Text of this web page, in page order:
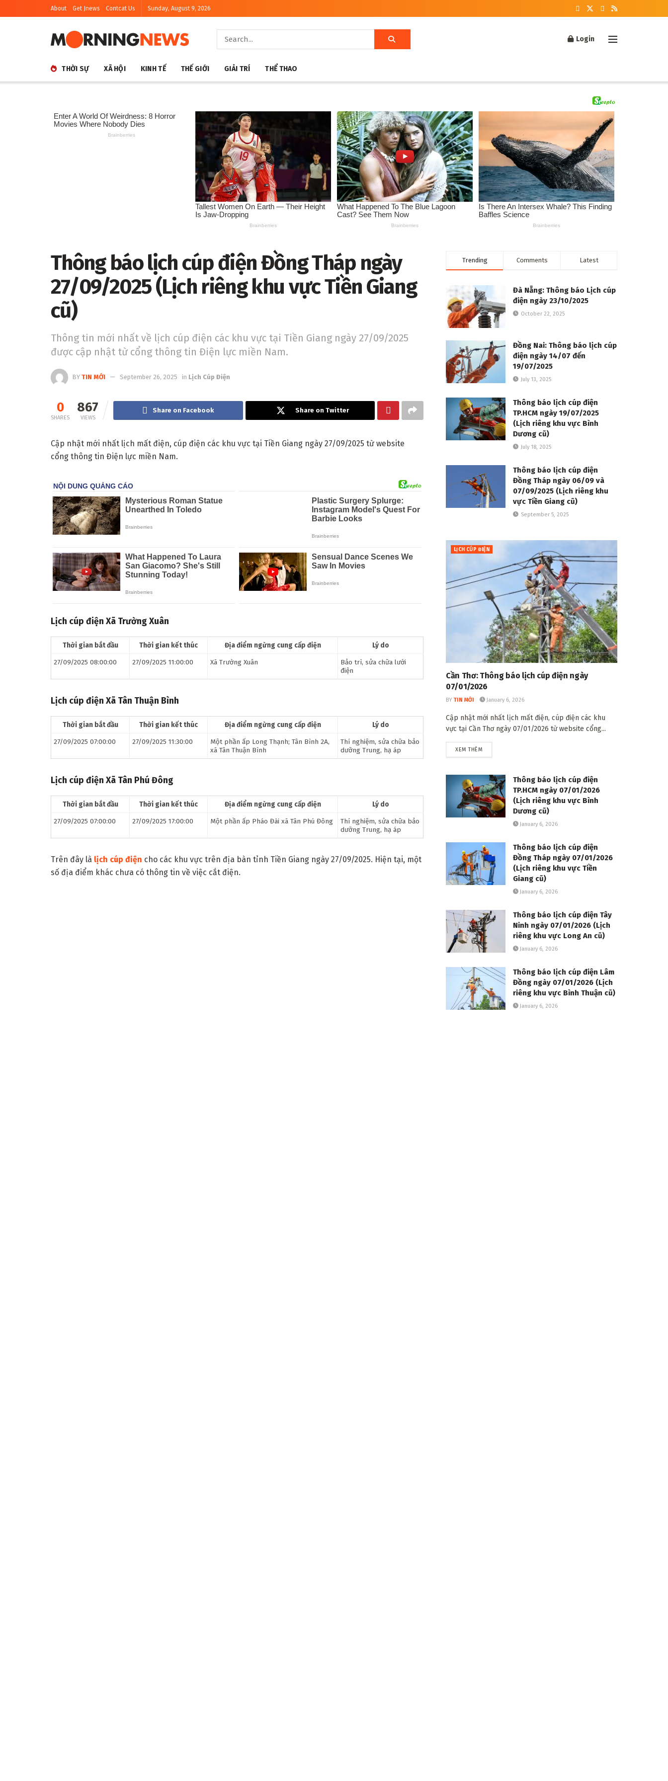
About Get Jnews Contcat Us Sunday, August 9, 2026
Login
THỜI SỰ XÃ HỘI KINH TẾ THẾ GIỚI GIẢI TRÍ THỂ THAO
Thông báo lịch cúp điện Đồng Tháp ngày
27/09/2025 (Lịch riêng khu vực Tiền Giang
cũ)
Thông tin mới nhất về lịch cúp điện các khu vực tại Tiền Giang ngày 27/09/2025
được cập nhật từ cổng thông tin Điện lực miền Nam.
BY TIN MỚI September 26, 2025 in Lịch Cúp Điện
0
SHARES
867
VIEWS
Share on Facebook Share on Twitter
Cập nhật mới nhất lịch mất điện, cúp điện các khu vực tại Tiền Giang ngày 27/09/2025 từ website
cổng thông tin Điện lực miền Nam.
Lịch cúp điện Xã Trường Xuân
Thời gian bắt đầu Thời gian kết thúc Địa điểm ngừng cung cấp điện
Lý do
27/09/2025 08:00:00
27/09/2025 11:00:00 Xã Trường Xuân
Bảo trì, sửa chữa lưới
điện
Lịch cúp điện Xã Tân Thuận Bình
Thời gian bắt đầu Thời gian kết thúc Địa điểm ngừng cung cấp điện
Lý do
27/09/2025 07:00:00
27/09/2025 11:30:00
Một phần ấp Long Thạnh; Tân Bình 2A,
xã Tân Thuận Bình
Thí nghiệm, sửa chữa bảo
dưỡng Trung, hạ áp
Lịch cúp điện Xã Tân Phú Đông
Thời gian bắt đầu Thời gian kết thúc Địa điểm ngừng cung cấp điện
Lý do
27/09/2025 07:00:00
27/09/2025 17:00:00 Một phần ấp Pháo Đài xã Tân Phú Đông
Thí nghiệm, sửa chữa bảo
dưỡng Trung, hạ áp
Trên đây là lịch cúp điện cho các khu vực trên địa bàn tỉnh Tiền Giang ngày 27/09/2025. Hiện tại, một
số địa điểm khác chưa có thông tin về việc cắt điện.
Trending Comments Latest
Đà Nẵng: Thông báo Lịch cúp
điện ngày 23/10/2025
October 22, 2025
Đồng Nai: Thông báo lịch cúp
điện ngày 14/07 đến
19/07/2025
July 13, 2025
Thông báo lịch cúp điện
TP.HCM ngày 19/07/2025
(Lịch riêng khu vực Bình
Dương cũ)
July 18, 2025
Thông báo lịch cúp điện
Đồng Tháp ngày 06/09 và
07/09/2025 (Lịch riêng khu
vực Tiền Giang cũ)
September 5, 2025
LỊCH CÚP ĐIỆN
Cần Thơ: Thông báo lịch cúp điện ngày
07/01/2026
BY TIN MỚI January 6, 2026
Cập nhật mới nhất lịch mất điện, cúp điện các khu
vực tại Cần Thơ ngày 07/01/2026 từ website cổng...
XEM THÊM
Thông báo lịch cúp điện
TP.HCM ngày 07/01/2026
(Lịch riêng khu vực Bình
Dương cũ)
January 6, 2026
Thông báo lịch cúp điện
Đồng Tháp ngày 07/01/2026
(Lịch riêng khu vực Tiền
Giang cũ)
January 6, 2026
Thông báo lịch cúp điện Tây
Ninh ngày 07/01/2026 (Lịch
riêng khu vực Long An cũ)
January 6, 2026
Thông báo lịch cúp điện Lâm
Đồng ngày 07/01/2026 (Lịch
riêng khu vực Bình Thuận cũ)
January 6, 2026